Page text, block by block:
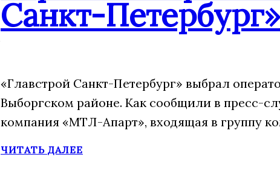
Санкт-Петербург»
«Главстрой Санкт-Петербург» выбрал
Выборгском районе. Как сообщили в пресс-
компания «МТЛ-Апарт», входящая в группу
ЧИТАТЬ ДАЛЕЕ